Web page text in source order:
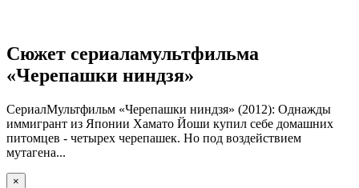
Сюжет сериаламультфильма
«Черепашки ниндзя»
СериалМультфильм «Черепашки ниндзя» (2012): Однажды
иммигрант из Японии Хамато Йоши купил себе домашних
питомцев - четырех черепашек. Но под воздействием
мутагена...
×